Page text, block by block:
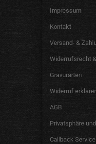
Impressum
Kontakt
Versand- &
Widerrufsrecht
Gravurarten
Widerruf
AGB
Privatsphäre
Callback Service